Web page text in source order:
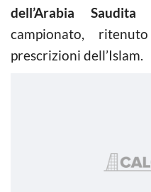
dell’Arabia Saudita
campionato,
prescrizioni dell’Islam.